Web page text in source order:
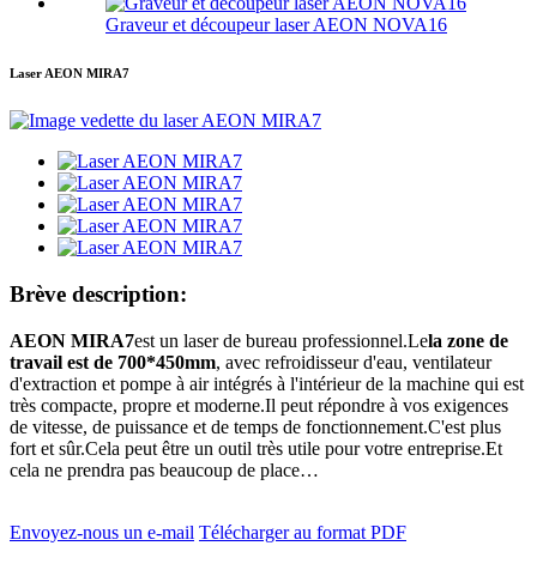
Graveur et découpeur laser AEON NOVA16
Laser AEON MIRA7
Brève description:
AEON MIRA7est un laser de bureau professionnel.Lela zone de
travail est de 700*450mm, avec refroidisseur d'eau, ventilateur
d'extraction et pompe à air intégrés à l'intérieur de la machine qui est
très compacte, propre et moderne.Il peut répondre à vos exigences
de vitesse, de puissance et de temps de fonctionnement.C'est plus
fort et sûr.Cela peut être un outil très utile pour votre entreprise.Et
cela ne prendra pas beaucoup de place…
Envoyez-nous un e-mail Télécharger au format PDF